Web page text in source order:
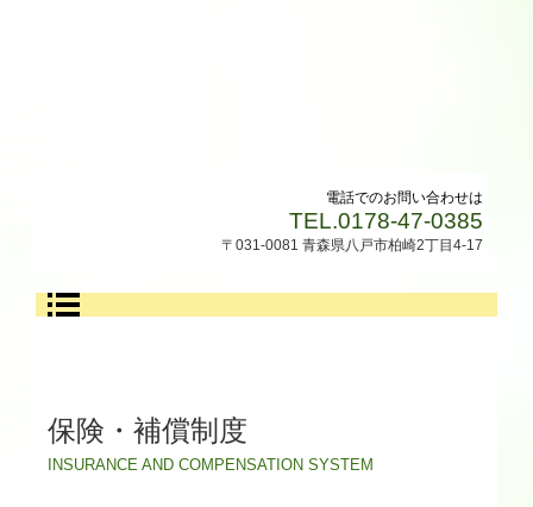
電話でのお問い合わせは
TEL.0178-47-0385
〒031-0081 青森県八戸市柏崎2丁目4-17
保険・補償制度
INSURANCE AND COMPENSATION SYSTEM